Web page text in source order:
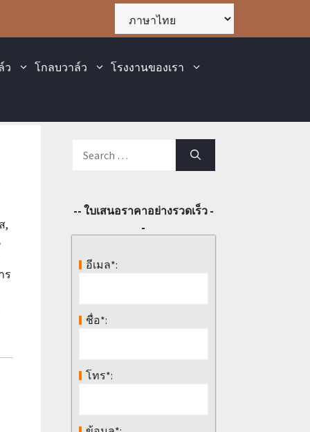
ว โกลบวาล์ว
โรงงานของเรา
,
ร
-- ใบเสนอราคาอย่างรวดเร็ว -
-
อีเมล*:
ชื่อ*:
โทร*: